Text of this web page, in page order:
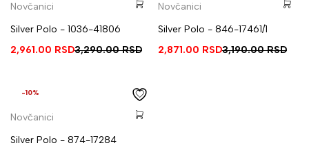
Novčanici
Silver Polo - 1036-41806
3,290.00RSD
2,961.00 RSD
Novčanici
Silver Polo - 846-17461/1
3,190.00RSD
2,871.00 RSD
-10%
Novčanici
Silver Polo - 874-17284